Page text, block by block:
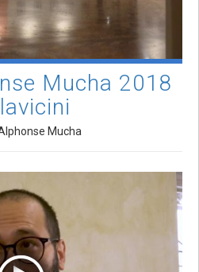
Mucha 2018
Mucha